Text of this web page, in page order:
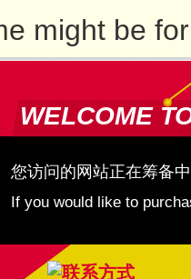
might be
WELCOME
您访问的网站正在筹备
If you would like to